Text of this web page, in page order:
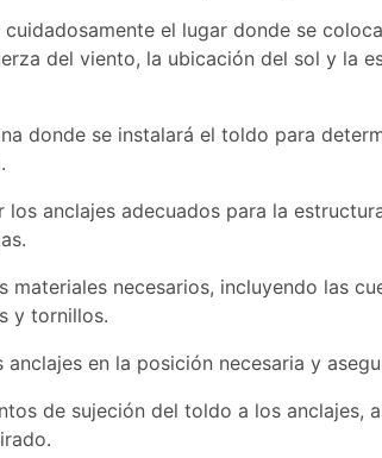
cuidadosamente el lugar donde se
del viento, la ubicación del sol y la
donde se instalará el toldo para
los anclajes adecuados para la
materiales necesarios, incluyendo las
y tornillos.
anclajes en la posición necesaria y
de sujeción del toldo a los anclajes,